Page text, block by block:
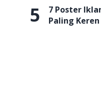
5
7 Poster
Paling